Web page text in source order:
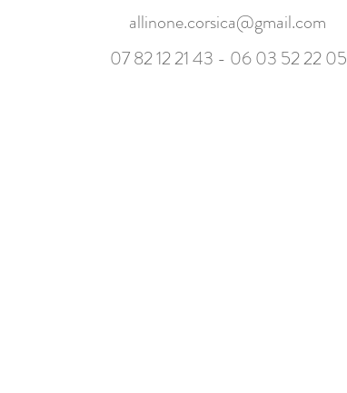
allinone.corsica@gmail.com
07 82 12 21 43 - 0603 52 22 05